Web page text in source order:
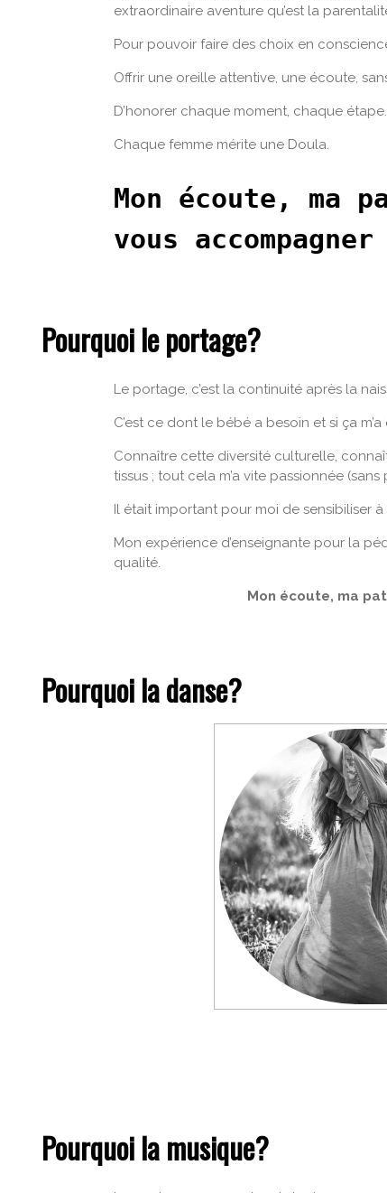
extraordinaire aventure qu’est la
Pour pouvoir faire des choix en
Offrir une oreille attentive, une écoute,
D’honorer chaque moment, chaque étape.
Chaque femme mérite une Doula.
Mon écoute, ma
vous
Pourquoi le portage?
Le portage, c’est la continuité après la
C’est ce dont le bébé a besoin et si ça
Connaître cette diversité culturelle,
tissus ; tout cela m’a vite passionnée
Il était important pour moi de sensibiliser
Mon expérience d’enseignante pour la
qualité.
Mon écoute, ma
Pourquoi la danse?
Pourquoi la musique?